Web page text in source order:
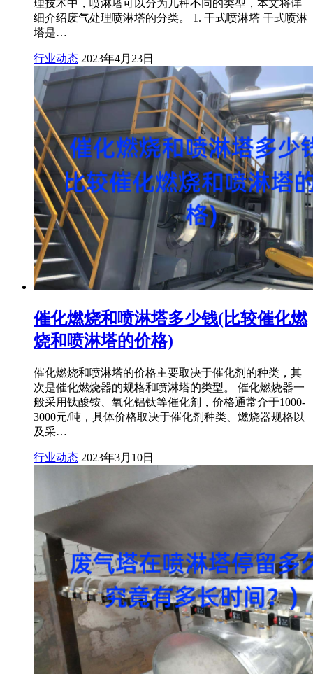
理技术中，喷淋塔可以分为几种不同的类型，本文将详
细介绍废气处理喷淋塔的分类。 1. 干式喷淋塔 干式喷淋
塔是…
行业动态 2023年4月23日
催化燃烧和喷淋塔多少钱(比较催化燃
烧和喷淋塔的价格)
催化燃烧和喷淋塔的价格主要取决于催化剂的种类，其
次是催化燃烧器的规格和喷淋塔的类型。 催化燃烧器一
般采用钛酸铵、氧化铝钛等催化剂，价格通常介于1000-
3000元/吨，具体价格取决于催化剂种类、燃烧器规格以
及采…
行业动态 2023年3月10日